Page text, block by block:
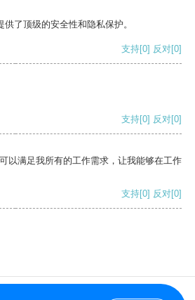
了顶级的安全性和隐私保护。
支持[0] 反对[0]
支持[0] 反对[0]
以满足我所有的工作需求，让我能够在工作
支持[0] 反对[0]